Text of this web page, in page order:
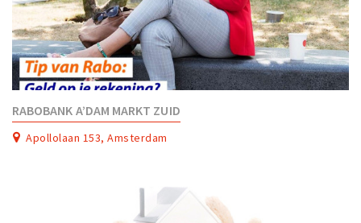
RABOBANK A’DAM MARKT ZUID
Apollolaan 153, Amsterdam